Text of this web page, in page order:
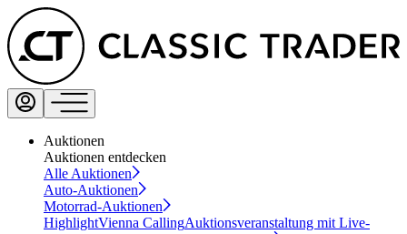
Auktionen
Auktionen entdecken
Alle Auktionen
Auto-Auktionen
Motorrad-Auktionen
HighlightVienna CallingAuktionsveranstaltung mit Live-